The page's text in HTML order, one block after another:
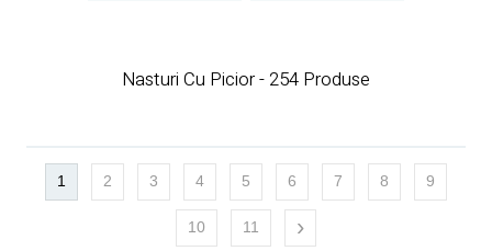
Nasturi Cu Picior - 254 Produse
1 2 3 4 5 6 7 8 9
10 11 ›